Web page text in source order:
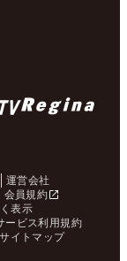
運営会社
会員規約
表示
ービス利用規約
サイトマップ